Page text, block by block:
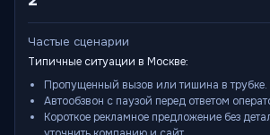
Частые сценарии
Типичные ситуации в Москве:
Пропущенный вызов или тишина в трубке.
Автообзвон с паузой перед ответом
Короткое рекламное предложение без